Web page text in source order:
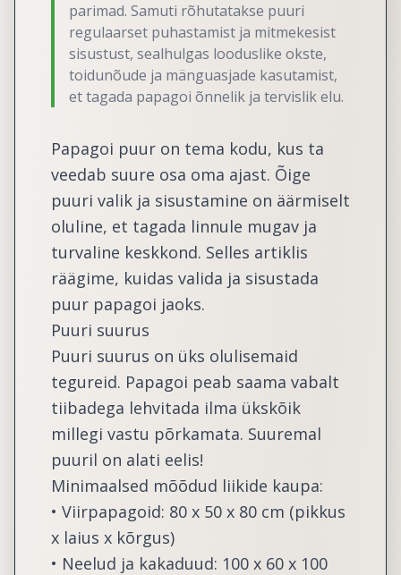
parimad. Samuti rõhutatakse puuri
regulaarset puhastamist ja mitmekesist
sisustust, sealhulgas looduslike okste,
toidunõude ja mänguasjade kasutamist,
et tagada papagoi õnnelik ja tervislik elu.
Papagoi puur on tema kodu, kus ta
veedab suure osa oma ajast. Õige
puuri valik ja sisustamine on äärmiselt
oluline, et tagada linnule mugav ja
turvaline keskkond. Selles artiklis
räägime, kuidas valida ja sisustada
puur papagoi jaoks.
Puuri suurus
Puuri suurus on üks olulisemaid
tegureid. Papagoi peab saama vabalt
tiibadega lehvitada ilma ükskõik
millegi vastu põrkamata. Suuremal
puuril on alati eelis!
Minimaalsed mõõdud liikide kaupa:
• Viirpapagoid: 80 x 50 x 80 cm (pikkus
x laius x kõrgus)
• Neelud ja kakaduud: 100 x 60 x 100